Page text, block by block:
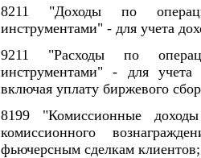
8211 "Доходы по
инструментами" - для учета
9211 "Расходы по
инструментами" - для учета
включая уплату биржевого
8199 "Комиссионные
комиссионного
фьючерсным сделкам клиентов;